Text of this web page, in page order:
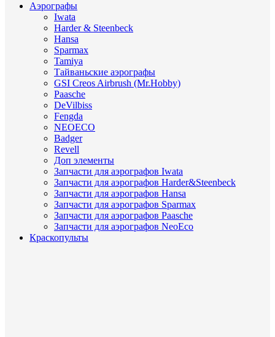
Аэрографы
Iwata
Harder & Steenbeck
Hansa
Sparmax
Tamiya
Тайваньские аэрографы
GSI Creos Airbrush (Mr.Hobby)
Paasche
DeVilbiss
Fengda
NEOECO
Badger
Revell
Доп элементы
Запчасти для аэрографов Iwata
Запчасти для аэрографов Harder&Steenbeck
Запчасти для аэрографов Hansa
Запчасти для аэрографов Sparmax
Запчасти для аэрографов Paasche
Запчасти для аэрографов NeoEco
Краскопульты